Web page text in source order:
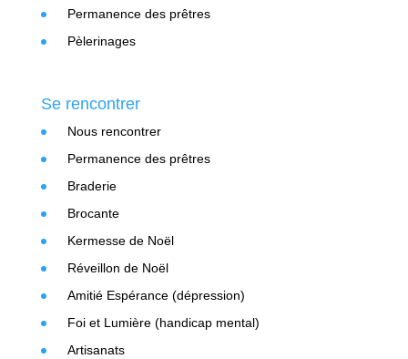
Permanence des prêtres
Pèlerinages
Se rencontrer
Nous rencontrer
Permanence des prêtres
Braderie
Brocante
Kermesse de Noël
Réveillon de Noël
Amitié Espérance (dépression)
Foi et Lumière (handicap mental)
Artisanats